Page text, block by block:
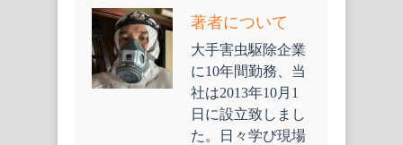
著者について
大手害虫駆除企業
に10年間勤務、当
社は2013年10月1
日に設立致しまし
た。日々学び現場